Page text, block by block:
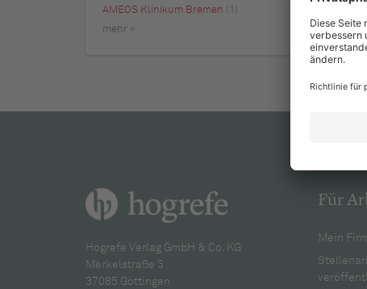
AMEOS Klinikum Bremen
(1)
mehr »
Hogrefe Verlag GmbH & Co. KG
Merkelstraße 3
37085 Göttingen
Für
Mein